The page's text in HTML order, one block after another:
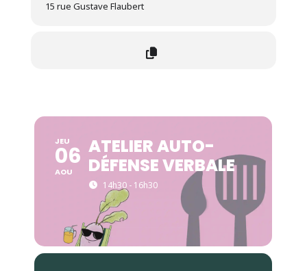
15 rue Gustave Flaubert
JEU
06
AOU
ATELIER AUTO-
DÉFENSE VERBALE
14h30 - 16h30